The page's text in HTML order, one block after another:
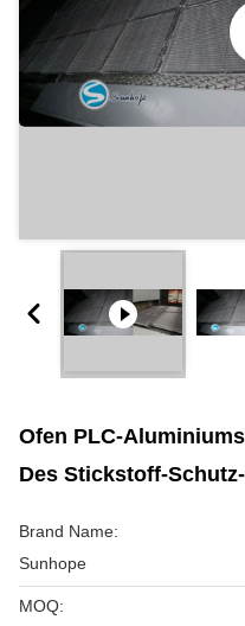
Ofen PLC-
Des Stickstoff-
Brand Name:
Sunhope
MOQ: